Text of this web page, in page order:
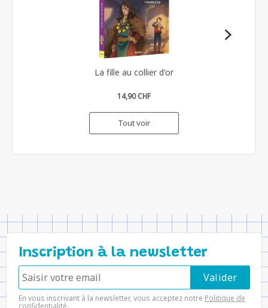
La fille au collier d'or
14,90 CHF
Tout voir
Inscription à la newsletter
En vous inscrivant à la newsletter, vous acceptez notre Politique de
confidentialité.